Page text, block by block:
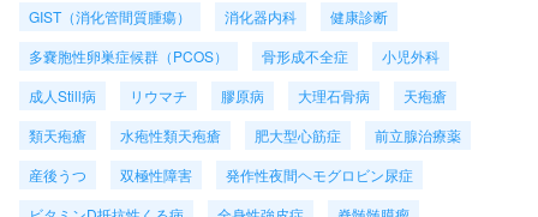
GIST（消化管間質腫瘍） 消化器内科
健康診断
多嚢胞性卵巣症候群（PCOS）
骨形成不全症
小児外科
成人Still病
リウマチ 膠原病 大理石骨病
天疱瘡
類天疱瘡
水疱性類天疱瘡 肥大型心筋症
前立腺治療薬
産後うつ
双極性障害
発作性夜間ヘモグロビン尿症